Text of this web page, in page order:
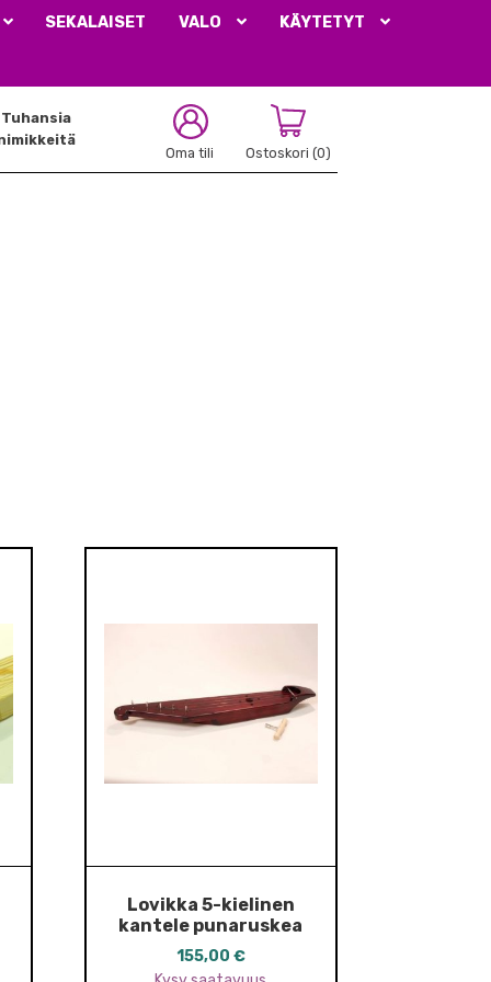
SEKALAISET VALO KÄYTETYT
Oma tili Ostoskori (0)
Tuhansia
Lovikka 5-kielinen
kantele punaruskea
155,00 €